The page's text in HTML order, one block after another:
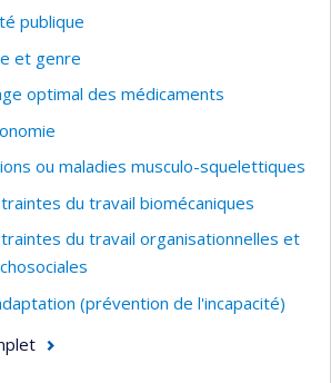
publique
et genre
optimal des médicaments
ou maladies musculo-squelettiques
du travail biomécaniques
du travail organisationnelles et
(prévention de l'incapacité)